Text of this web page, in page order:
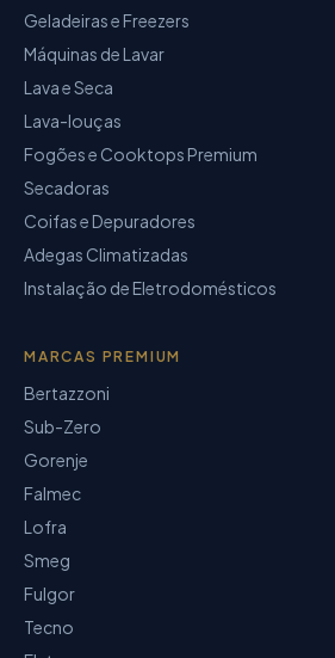
Geladeiras e Freezers
Máquinas de Lavar
Lava e Seca
Lava-louças
Fogões e Cooktops Premium
Secadoras
Coifas e Depuradores
Adegas Climatizadas
Instalação de Eletrodomésticos
MARCAS PREMIUM
Bertazzoni
Sub-Zero
Gorenje
Falmec
Lofra
Smeg
Fulgor
Tecno